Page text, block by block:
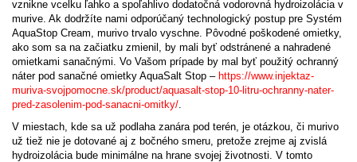
vznikne vcelku ľahko a spoľahlivo dodatočná vodorovná hydroizolácia v
murive. Ak dodržíte nami odporúčaný technologický postup pre Systém
AquaStop Cream, murivo trvalo vyschne. Pôvodné poškodené omietky,
ako som sa na začiatku zmienil, by mali byť odstránené a nahradené
omietkami sanačnými. Vo Vašom prípade by mal byť použitý ochranný
náter pod sanačné omietky AquaSalt Stop – https://www.injektaz-
muriva-svojpomocne.sk/product/aquasalt-stop-10-litru-ochranny-nater-
pred-zasolenim-pod-sanacni-omitky/.
V miestach, kde sa už podlaha zanára pod terén, je otázkou, či murivo
už tiež nie je dotované aj z bočného smeru, pretože zrejme aj zvislá
hydroizolácia bude minimálne na hrane svojej životnosti. V tomto